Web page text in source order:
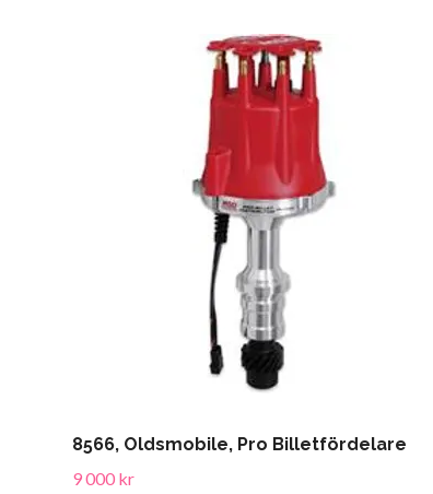
8566, Oldsmobile, Pro Billetfördelare
9 000 kr